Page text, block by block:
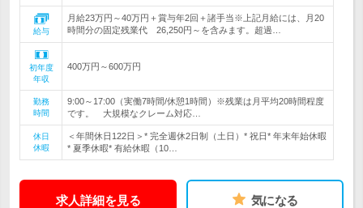
給与
月給23万円～40万円＋賞与年2回＋諸手当※上記月給には、月20
時間分の固定残業代 26,250円～を含みます。超過…
初年度
年収
400万円～600万円
勤務
時間
9:00～17:00（実働7時間/休憩1時間）※残業は月平均20時間程度
です。 大規模なクレーム対応…
休日
休暇
＜年間休日122日＞* 完全週休2日制（土日）* 祝日* 年末年始休暇
* 夏季休暇* 有給休暇（10…
求人詳細を見る 気になる